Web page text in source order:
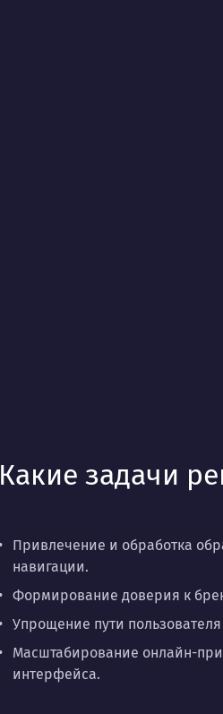
Какие задачи
Привлечение и обработка
навигации.
Формирование доверия к
Упрощение пути
Масштабирование онлайн-
интерфейса.